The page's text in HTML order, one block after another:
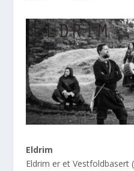
Eldrim
Eldrim er et Vestfoldbasert